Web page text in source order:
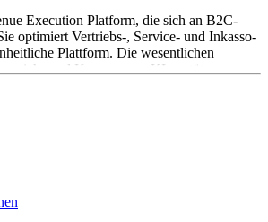
Execution Platform, die sich an B2C-
optimiert Vertriebs-, Service- und Inkasso-
Plattform. Die wesentlichen
Kampagnen, KI-gestützte
und eine integrierte
variieren je nach Lösung und Nutzung.